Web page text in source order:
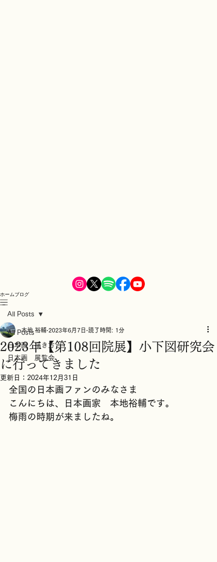
ホーム ブログ
All Posts
日本画 描き方
日本画 展覧会
All Posts
2023年【第108回院展】小下図研究会
に行ってきました
本地 裕輔 2023年6月7日 読了時間: 1分
2024年12月31日
全国の日本画ファンのみなさま
こんにちは、日本画家　本地裕輔です。